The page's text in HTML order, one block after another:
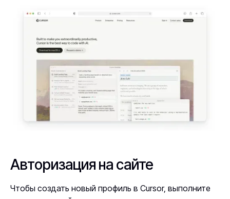
Авторизация на сайте
Чтобы создать новый профиль в Cursor, выполните